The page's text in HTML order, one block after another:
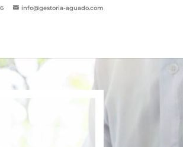
info@gestoria-aguado.com